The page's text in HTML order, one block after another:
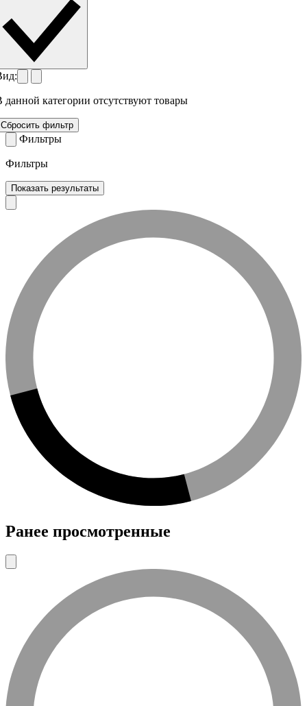
данной категории отсутствуют товары
Сбросить фильтр
Фильтры
Фильтры
Показать результаты
Ранее просмотренные